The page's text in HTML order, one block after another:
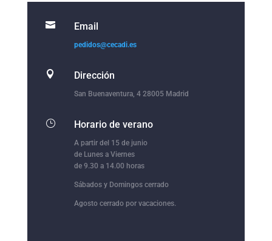
 Email
pedidos@cecadi.es
 Dirección
San Buenaventura, 4 28005 Madrid
} Horario de verano
A partir del 15 de junio
de Lunes a Viernes
de 9.30 a 14.00 horas
Sábados y Domingos cerrado
Agosto cerrado por vacaciones.